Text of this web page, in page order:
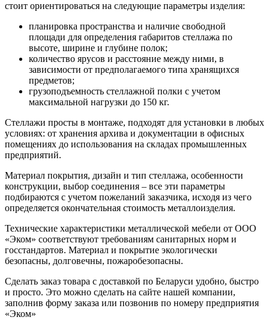
стоит ориентироваться на следующие параметры изделия:
планировка пространства и наличие свободной
площади для определения габаритов стеллажа по
высоте, ширине и глубине полок;
количество ярусов и расстояние между ними, в
зависимости от предполагаемого типа хранящихся
предметов;
грузоподъемность стеллажной полки с учетом
максимальной нагрузки до 150 кг.
Стеллажи просты в монтаже, подходят для установки в любых
условиях: от хранения архива и документации в офисных
помещениях до использования на складах промышленных
предприятий.
Материал покрытия, дизайн и тип стеллажа, особенности
конструкции, выбор соединения – все эти параметры
подбираются с учетом пожеланий заказчика, исходя из чего
определяется окончательная стоимость металлоизделия.
Технические характеристики металлической мебели от ООО
«Эком» соответствуют требованиям санитарных норм и
госстандартов. Материал и покрытие экологически
безопасны, долговечны, пожаробезопасны.
Сделать заказ товара с доставкой по Беларуси удобно, быстро
и просто. Это можно сделать на сайте нашей компании,
заполнив форму заказа или позвонив по номеру предприятия
«Эком»